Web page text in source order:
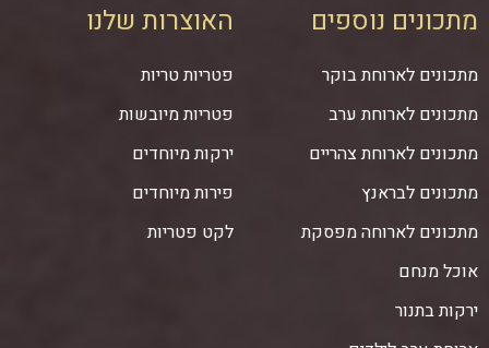
מתכונים נוספים
מתכונים לארוחת בוקר
מתכונים לארוחת ערב
מתכונים לארוחת צהריים
מתכונים לבראנץ
מתכונים לארוחה מפסקת
אוכל מנחם
ירקות בתנור
האוצרות שלנו
פטריות טריות
פטריות מיובשות
ירקות מיוחדים
פירות מיוחדים
לקט פטריות